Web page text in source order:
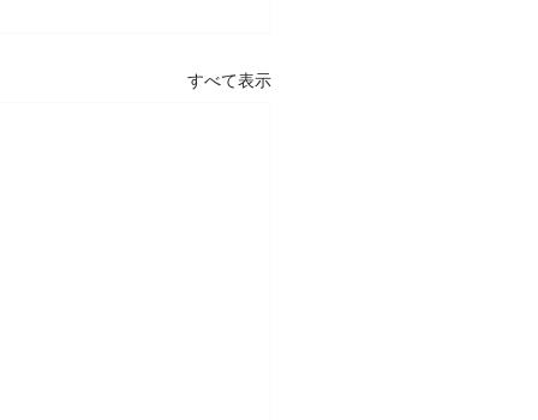
すべて表示